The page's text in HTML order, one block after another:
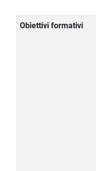
Obiettivi formativi